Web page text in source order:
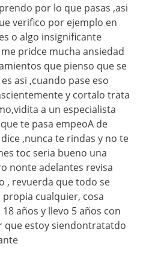
por lo que pasas ,asi
verifico por ejemplo en
o algo insignificante
pridce mucha ansiedad
que pienso que se
asi ,cuando pase eso
y cortalo trata
a un especialista
te pasa empeoA de
,nunca te rindas y no te
toc seria bueno una
nonte adelantes revisa
, revuerda que todo se
cualquier, cosa
años y llevo 5 años con
que estoy siendontratatdo